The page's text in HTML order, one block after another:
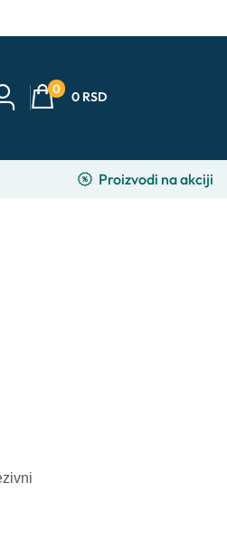
0
0 RSD
Proizvodi na akciji